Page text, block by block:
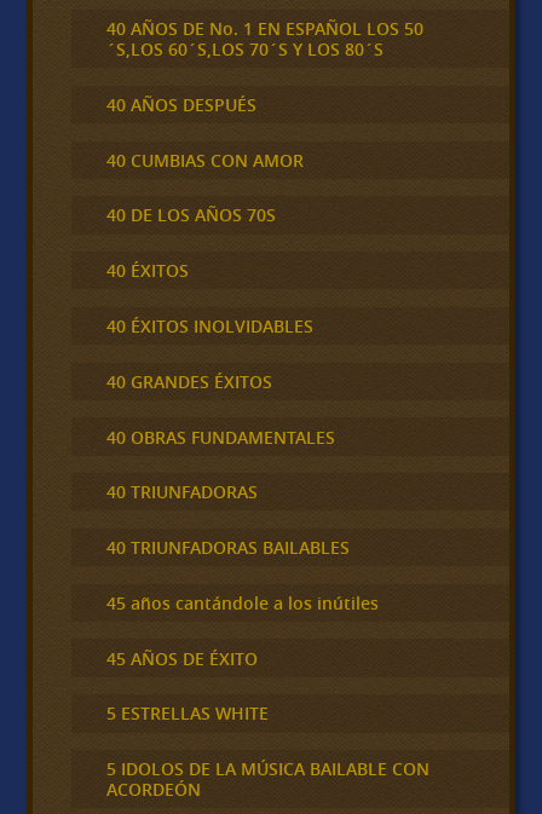
40 AÑOS DE No. 1 EN ESPAÑOL LOS 50
´S,LOS 60´S,LOS 70´S Y LOS 80´S
40 AÑOS DESPUÉS
40 CUMBIAS CON AMOR
40 DE LOS AÑOS 70S
40 ÉXITOS
40 ÉXITOS INOLVIDABLES
40 GRANDES ÉXITOS
40 OBRAS FUNDAMENTALES
40 TRIUNFADORAS
40 TRIUNFADORAS BAILABLES
45 años cantándole a los inútiles
45 AÑOS DE ÉXITO
5 ESTRELLAS WHITE
5 IDOLOS DE LA MÚSICA BAILABLE CON
ACORDEÓN